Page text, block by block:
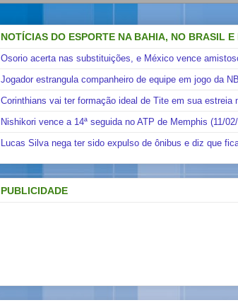
NOTÍCIAS DO ESPORTE NA BAHIA, NO BRASIL E
Osorio acerta nas substituições, e México vence
Jogador estrangula companheiro de equipe em jogo da
Corinthians vai ter formação ideal de Tite em sua estreia
Nishikori vence a 14ª seguida no ATP de Memphis (11/
Lucas Silva nega ter sido expulso de ônibus e diz que
PUBLICIDADE